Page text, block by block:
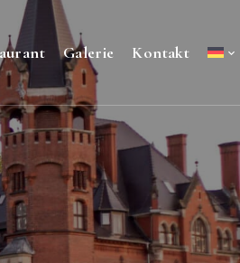
Galerie Kontakt